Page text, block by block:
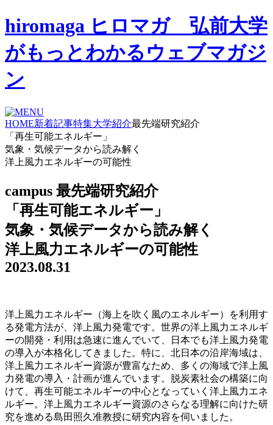
hiromaga ヒロマガ 弘前大学
がもっとわかるウェブマガジ
ン
HOME新着記事特集大学紹介最先端研究紹介
「再生可能エネルギー」
気象・気候データから読み解く
洋上風力エネルギーの可能性
campus 最先端研究紹介
「再生可能エネルギー」
気象・気候データから読み解く
洋上風力エネルギーの可能性
2023.08.31
洋上風力エネルギー（海上を吹く風のエネルギー）を利用す
る発電方法が、洋上風力発電です。世界の洋上風力エネルギ
ーの開発・利用は急速に進んでいて、日本でも洋上風力発電
の導入が本格化してきました。特に、北日本の沿岸海域は、
洋上風力エネルギー資源が豊富なため、多くの海域で洋上風
力発電の導入・計画が進んでいます。脱炭素社会の構築に向
けて、再生可能エネルギーの中心となっていく洋上風力エネ
ルギー。洋上風力エネルギー資源のさらなる理解に向けた研
究を進める島田照久准教授に研究内容を伺いました。